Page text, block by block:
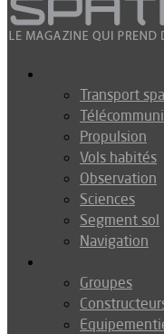
Transport
Propulsion
Vols habités
Observation
Sciences
Segment sol
Navigation
Groupes